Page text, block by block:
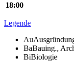
18:00
Legende
Au
BaBauing.,
BiBiologie